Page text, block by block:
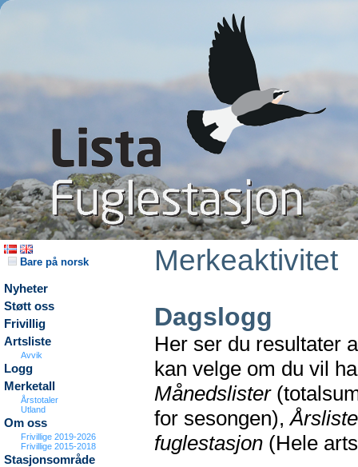
Bare på norsk
Nyheter
Støtt oss
Frivillig
Artsliste
Avvik
Logg
Merketall
Årstotaler
Utland
Om oss
Frivillige 2019-2026
Frivillige 2015-2018
Stasjonsområde
Merkeaktivitet
Dagslogg
Her ser du resultater
kan velge om du vil
Månedslister
for sesongen),
fuglestasjon (Hele